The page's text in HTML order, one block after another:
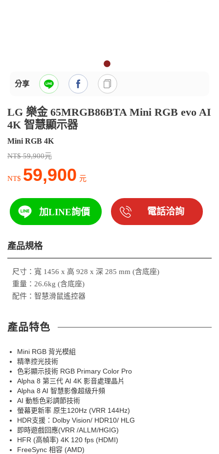
分享
LG 樂金 65MRGB86BTA Mini RGB evo AI
4K 智慧顯示器
Mini RGB 4K
NT$ 59,900元
NT$ 59,900 元
加LINE詢價 電話洽詢
產品規格
尺寸：寬 1456 x 高 928 x 深 285 mm (含底座)
重量：26.6kg (含底座)
配件：智慧滑鼠遙控器
產品特色
Mini RGB 背光模組
精準控光技術
色彩顯示技術 RGB Primary Color Pro
Alpha 8 第三代 AI 4K 影音處理晶片
Alpha 8 AI 智慧影像超級升頻
AI 動態色彩調節技術
螢幕更新率 原生120Hz (VRR 144Hz)
HDR支援：Dolby Vision/ HDR10/ HLG
即時遊戲回應(VRR /ALLM/HGIG)
HFR (高幀率) 4K 120 fps (HDMI)
FreeSync 相容 (AMD)